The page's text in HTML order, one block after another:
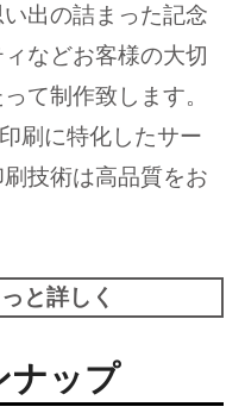
出の詰まった記念
などお客様の大切
て制作致します。
刷に特化したサー
技術は高品質をお
と詳しく
ナップ